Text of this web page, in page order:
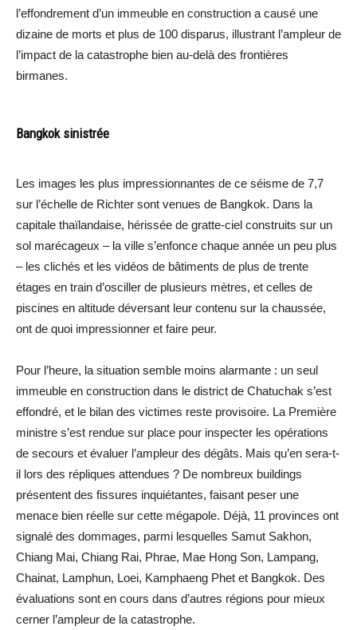
l’effondrement d’un immeuble en construction a causé une
dizaine de morts et plus de 100 disparus, illustrant l’ampleur de
l’impact de la catastrophe bien au-delà des frontières
birmanes.
Bangkok sinistrée
Les images les plus impressionnantes de ce séisme de 7,7
sur l’échelle de Richter sont venues de Bangkok. Dans la
capitale thaïlandaise, hérissée de gratte-ciel construits sur un
sol marécageux – la ville s’enfonce chaque année un peu plus
– les clichés et les vidéos de bâtiments de plus de trente
étages en train d’osciller de plusieurs mètres, et celles de
piscines en altitude déversant leur contenu sur la chaussée,
ont de quoi impressionner et faire peur.
Pour l’heure, la situation semble moins alarmante : un seul
immeuble en construction dans le district de Chatuchak s’est
effondré, et le bilan des victimes reste provisoire. La Première
ministre s’est rendue sur place pour inspecter les opérations
de secours et évaluer l’ampleur des dégâts. Mais qu’en sera-t-
il lors des répliques attendues ? De nombreux buildings
présentent des fissures inquiétantes, faisant peser une
menace bien réelle sur cette mégapole. Déjà, 11 provinces ont
signalé des dommages, parmi lesquelles Samut Sakhon,
Chiang Mai, Chiang Rai, Phrae, Mae Hong Son, Lampang,
Chainat, Lamphun, Loei, Kamphaeng Phet et Bangkok. Des
évaluations sont en cours dans d’autres régions pour mieux
cerner l’ampleur de la catastrophe.